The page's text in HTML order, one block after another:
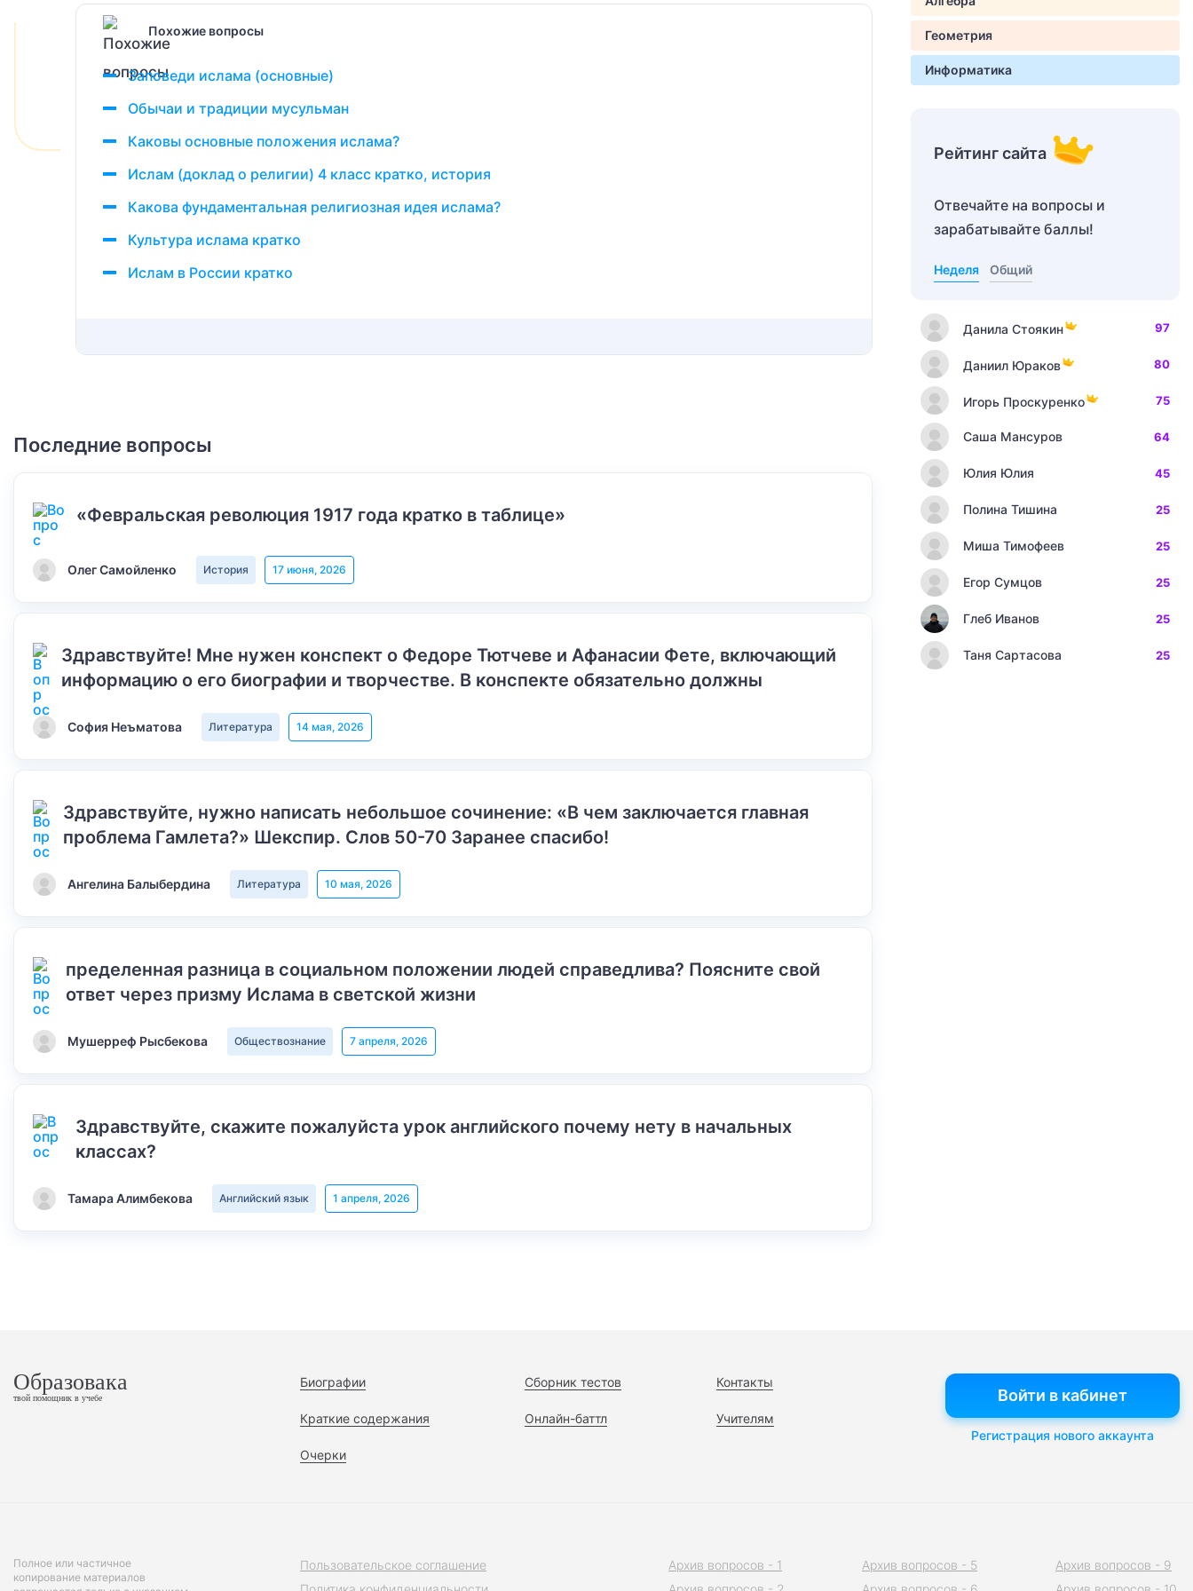
Похожие вопросы
Заповеди ислама (основные)
Обычаи и традиции мусульман
Каковы основные положения ислама?
Ислам (доклад о религии) 4 класс кратко, история
Какова фундаментальная религиозная идея ислама?
Культура ислама кратко
Ислам в России кратко
Последние вопросы
«Февральская революция 1917 года кратко в таблице»
Олег Самойленко История 17 июня, 2026
Здравствуйте! Мне нужен конспект о Федоре Тютчеве и Афанасии Фете, включающий
информацию о его биографии и творчестве. В конспекте обязательно должны
София Неъматова Литература 14 мая, 2026
Здравствуйте, нужно написать небольшое сочинение: «В чем заключается главная
проблема Гамлета?» Шекспир. Слов 50-70 Заранее спасибо!
Ангелина Балыбердина Литература 10 мая, 2026
пределенная разница в социальном положении людей справедлива? Поясните свой
ответ через призму Ислама в светской жизни
Мушерреф Рысбекова Обществознание 7 апреля, 2026
Здравствуйте, скажите пожалуйста урок английского почему нету в начальных
классах?
Тамара Алимбекова Английский язык 1 апреля, 2026
Геометрия
Информатика
Рейтинг сайта
Отвечайте на вопросы и
зарабатывайте баллы!
Неделя Общий
Данила Стоякин 97
Даниил Юраков 80
Игорь Проскуренко 75
Саша Мансуров 64
Юлия Юлия 45
Полина Тишина 25
Миша Тимофеев 25
Егор Сумцов 25
Глеб Иванов 25
Таня Сартасова 25
Образовака
твой помощник в учебе
Биографии
Краткие содержания
Очерки
Сборник тестов
Онлайн-баттл
Контакты
Учителям
Войти в кабинет
Регистрация нового аккаунта
Полное или частичное
копирование материалов
Пользовательское соглашение
Архив вопросов - 1
Архив вопросов - 5
Архив вопросов - 9